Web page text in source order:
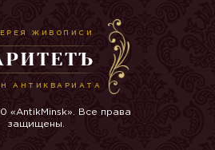
ЖИВОПИСИ
АНТИКВАРИАТА
«AntikMinsk». Все права
защищены.